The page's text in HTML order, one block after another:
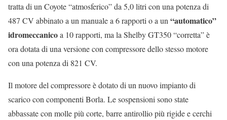
tratta di un Coyote “atmosferico” da 5,0 litri con una potenza di
487 CV abbinato a un manuale a 6 rapporti o a un “automatico”
idromeccanicoa 10 rapporti, ma la Shelby GT350 “corretta” è
ora dotata di una versione con compressore dello stesso motore
con una potenza di 821 CV.
Il motore del compressore è dotato di un nuovo impianto di
scarico con componenti Borla. Le sospensioni sono state
abbassate con molle più corte, barre antirollio più rigide e cerchi